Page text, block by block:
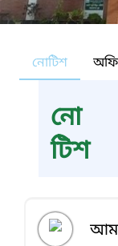
নোটিশ
নো
টিশ